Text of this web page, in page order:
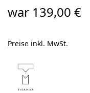
war 139,00 €
Preise inkl. MwSt.